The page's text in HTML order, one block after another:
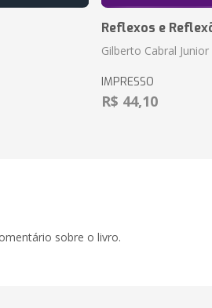
Reflexos e
Gilberto Cabral Junior
IMPRESSO
R$ 44,10
sobre o livro.